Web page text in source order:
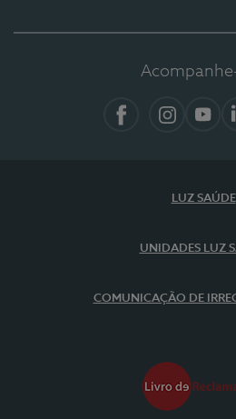
LUZ SAÚDE
UNIDADES LUZ
COMUNICAÇÃO DE